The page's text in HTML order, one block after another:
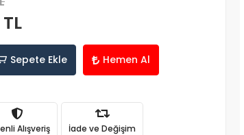
Sepete Ekle Hemen Al
Alışveriş İade ve Değişim